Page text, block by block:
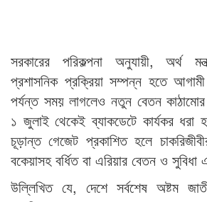
সরকারের পরিকল্পনা অনুযায়ী, অর্থ
প্রশাসনিক প্রক্রিয়া সম্পন্ন হতে
পর্যন্ত সময় লাগলেও নতুন বেতন কাঠামোর
১ জুলাই থেকেই ব্যাকডেটে কার্যকর ধরা
চূড়ান্ত গেজেট প্রকাশিত হলে
বকেয়াসহ বর্ধিত বা এরিয়ার বেতন ও সুবিধা
উল্লিখিত যে, দেশে সর্বশেষ অষ্টম